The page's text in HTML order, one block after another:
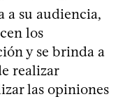
a su audiencia,
los
y se brinda a
realizar
las opiniones